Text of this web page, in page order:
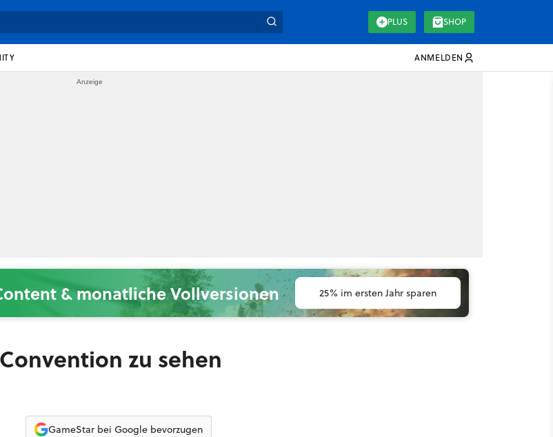
PLUS SHOP
ANMELDEN
& monatliche Vollversionen 25% im ersten Jahr sparen
zu sehen
GameStar bei Google bevorzugen